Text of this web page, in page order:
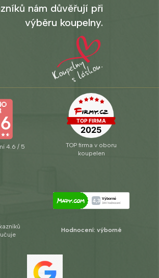
nám důvěřují při
výběru koupelny.
4.6 / 5
TOP firma v oboru
koupelen
Hodnocení: výborné